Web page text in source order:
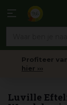
naar
Profiteer
hier ›››
Luville